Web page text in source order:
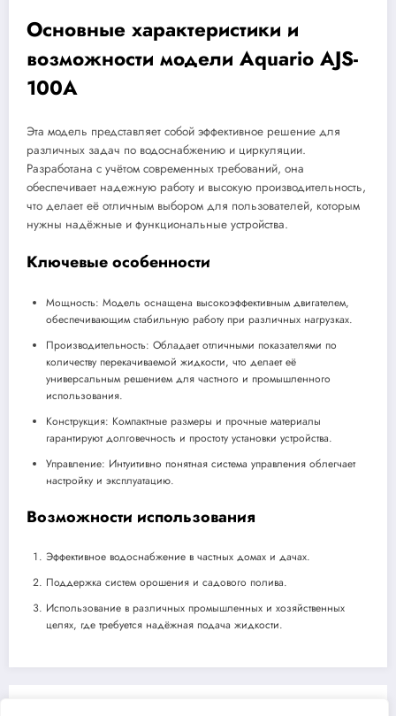
Основные характеристики и
возможности модели Aquario AJS-
100A
Эта модель представляет собой эффективное решение для
различных задач по водоснабжению и циркуляции.
Разработана с учётом современных требований, она
обеспечивает надежную работу и высокую производительность,
что делает её отличным выбором для пользователей, которым
нужны надёжные и функциональные устройства.
Ключевые особенности
Мощность: Модель оснащена высокоэффективным двигателем,
обеспечивающим стабильную работу при различных нагрузках.
Производительность: Обладает отличными показателями по
количеству перекачиваемой жидкости, что делает её
универсальным решением для частного и промышленного
использования.
Конструкция: Компактные размеры и прочные материалы
гарантируют долговечность и простоту установки устройства.
Управление: Интуитивно понятная система управления облегчает
настройку и эксплуатацию.
Возможности использования
Эффективное водоснабжение в частных домах и дачах.
Поддержка систем орошения и садового полива.
Использование в различных промышленных и хозяйственных
целях, где требуется надёжная подача жидкости.